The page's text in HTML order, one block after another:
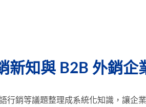
新知與 B2B 外銷企
銷等議題整理成系統化知識，讓企